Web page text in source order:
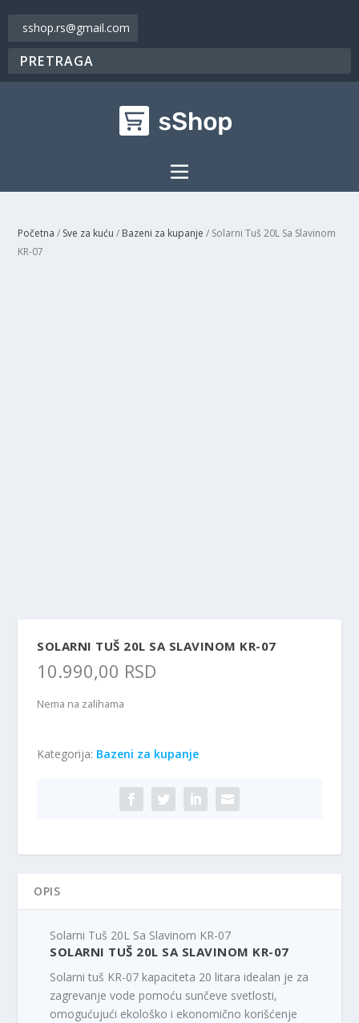
sshop.rs@gmail.com
Početna / Sve za kuću / Bazeni za kupanje / Solarni Tuš 20L Sa Slavinom
KR-07
SOLARNI TUŠ 20L SA SLAVINOM KR-07
10.990,00 RSD
Nema na zalihama
Kategorija: Bazeni za kupanje
OPIS
Solarni Tuš 20L Sa Slavinom KR-07
SOLARNI TUŠ 20L SA SLAVINOM KR-07
Solarni tuš KR-07 kapaciteta 20 litara idealan je za
zagrevanje vode pomoću sunčeve svetlosti,
omogućujući ekološko i ekonomično korišćenje